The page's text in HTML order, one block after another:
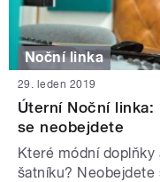
Noční linka
29. leden 2019
Úterní Noční
se neobejdete
Které módní doplňky
šatníku? Neobejdete